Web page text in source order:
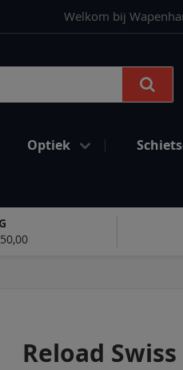
Welkom bij
Optiek
Reload Swiss